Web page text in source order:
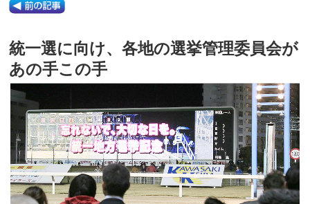
統一選に向け、各地の選挙管理委員会が
あの手この手